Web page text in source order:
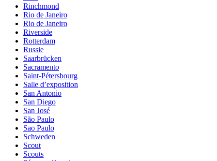
Rinchmond
Rio de Janeiro
Rio de Janeiro
Riverside
Rotterdam
Russie
Saarbrücken
Sacramento
Saint-Pétersbourg
Salle d’exposition
San Antonio
San Diego
San José
São Paulo
Sao Paulo
Schweden
Scout
Scouts